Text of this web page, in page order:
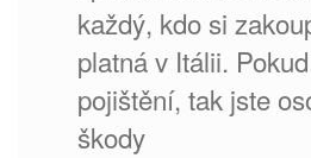
každý, kdo si
platná v Itálii.
pojištění, tak jste
škody